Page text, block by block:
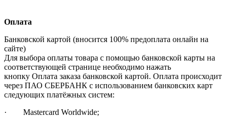
Оплата
Банковской картой (вносится 100% предоплата онлайн на
сайте)
Для выбора оплаты товара с помощью банковской карты на
соответствующей странице необходимо нажать
кнопку Оплата заказа банковской картой. Оплата происходит
через ПАО СБЕРБАНК с использованием банковских карт
следующих платёжных систем:
· Mastercard Worldwide;